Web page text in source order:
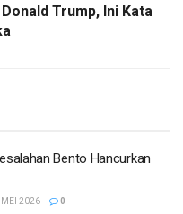
Trump, Ini Kata
Bento Hancurkan
MEI 2026 0